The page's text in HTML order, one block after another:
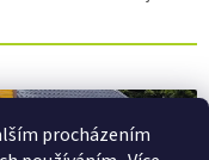
procházením